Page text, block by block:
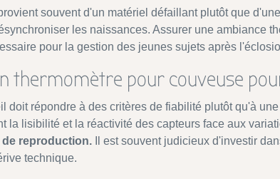
souvent d'un matériel défaillant plutôt que
les naissances. Assurer une ambiance
pour la gestion des jeunes sujets après
thermomètre pour couveuse
doit répondre à des critères de fiabilité plutôt qu'à
la lisibilité et la réactivité des capteurs face aux
reproduction. Il est souvent judicieux d'investir
technique.